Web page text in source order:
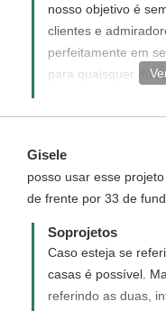
nosso objetivo é
clientes e
perfeitamente em
para quaisquer
Gisele
posso usar esse
de frente por 33 de
Soprojetos
Caso esteja se
casas é possível.
referindo as duas,